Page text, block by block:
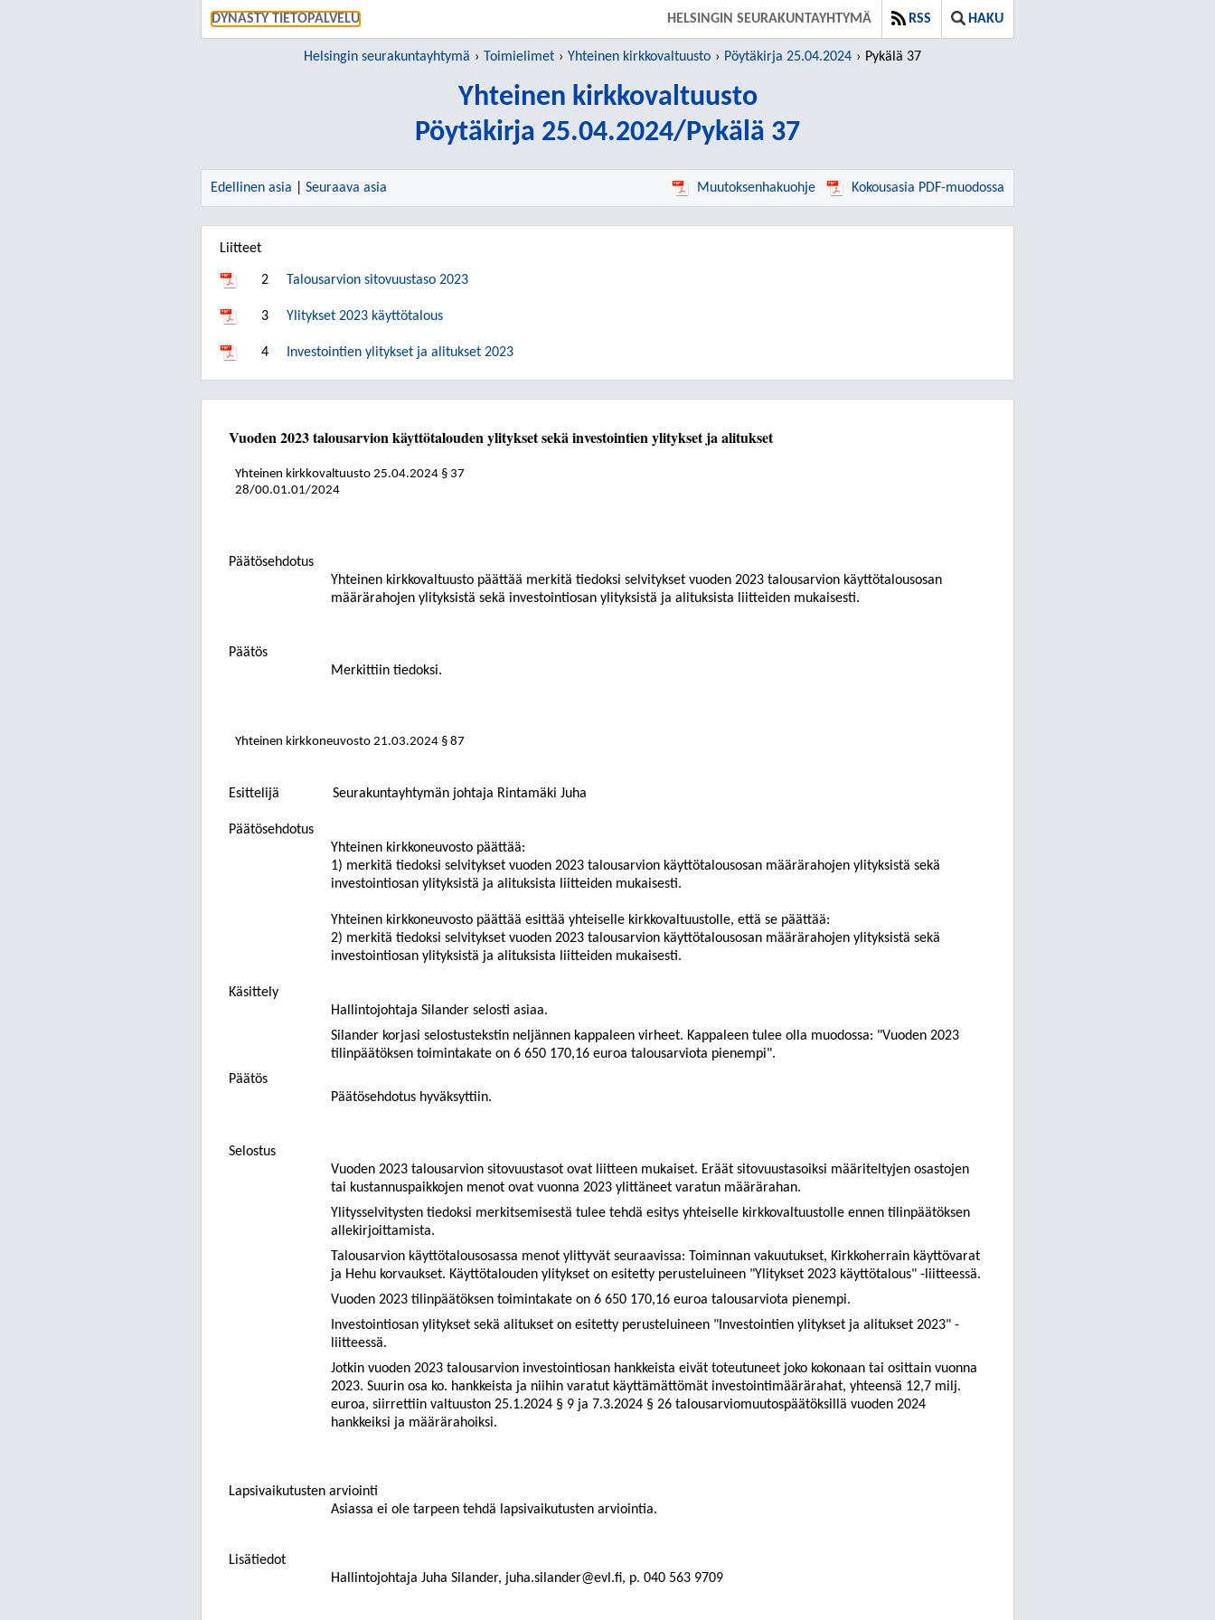
DYNASTY TIETOPALVELU SIIRRY SUORAAN PÄÄSISÄLTÖÖNHELSINGIN SEURAKUNTAYHTYMÄ RSS HAKU
Helsingin seurakuntayhtymä Toimielimet Yhteinen kirkkovaltuusto Pöytäkirja 25.04.2024 Pykälä 37
Yhteinen kirkkovaltuusto
Pöytäkirja 25.04.2024/Pykälä 37
Edellinen asia Seuraava asia Muutoksenhakuohje Kokousasia PDF-muodossa
Liitteet
2 Talousarvion sitovuustaso 2023
3 Ylitykset 2023 käyttötalous
4 Investointien ylitykset ja alitukset 2023
Vuoden 2023 talousarvion käyttötalouden ylitykset sekä investointien ylitykset ja alitukset
Yhteinen kirkkovaltuusto 25.04.2024 § 37
28/00.01.01/2024
Päätösehdotus
Yhteinen kirkkovaltuusto päättää merkitä tiedoksi selvitykset vuoden 2023 talousarvion käyttötalousosan
määrärahojen ylityksistä sekä investointiosan ylityksistä ja alituksista liitteiden mukaisesti.
Päätös
Merkittiin tiedoksi.
Yhteinen kirkkoneuvosto 21.03.2024 § 87
Esittelijä Seurakuntayhtymän johtaja Rintamäki Juha
Päätösehdotus
Yhteinen kirkkoneuvosto päättää:
1) merkitä tiedoksi selvitykset vuoden 2023 talousarvion käyttötalousosan määrärahojen ylityksistä sekä
investointiosan ylityksistä ja alituksista liitteiden mukaisesti.
Yhteinen kirkkoneuvosto päättää esittää yhteiselle kirkkovaltuustolle, että se päättää:
2) merkitä tiedoksi selvitykset vuoden 2023 talousarvion käyttötalousosan määrärahojen ylityksistä sekä
investointiosan ylityksistä ja alituksista liitteiden mukaisesti.
Käsittely
Hallintojohtaja Silander selosti asiaa.
Silander korjasi selostustekstin neljännen kappaleen virheet. Kappaleen tulee olla muodossa: "Vuoden 2023
tilinpäätöksen toimintakate on 6 650 170,16 euroa talousarviota pienempi".
Päätös
Päätösehdotus hyväksyttiin.
Selostus
Vuoden 2023 talousarvion sitovuustasot ovat liitteen mukaiset. Eräät sitovuustasoiksi määriteltyjen osastojen
tai kustannuspaikkojen menot ovat vuonna 2023 ylittäneet varatun määrärahan.
Ylitysselvitysten tiedoksi merkitsemisestä tulee tehdä esitys yhteiselle kirkkovaltuustolle ennen tilinpäätöksen
allekirjoittamista.
Talousarvion käyttötalousosassa menot ylittyvät seuraavissa: Toiminnan vakuutukset, Kirkkoherrain käyttövarat
ja Hehu korvaukset. Käyttötalouden ylitykset on esitetty perusteluineen "Ylitykset 2023 käyttötalous" -liitteessä.
Vuoden 2023 tilinpäätöksen toimintakate on 6 650 170,16 euroa talousarviota pienempi.
Investointiosan ylitykset sekä alitukset on esitetty perusteluineen "Investointien ylitykset ja alitukset 2023" -
liitteessä.
Jotkin vuoden 2023 talousarvion investointiosan hankkeista eivät toteutuneet joko kokonaan tai osittain vuonna
2023. Suurin osa ko. hankkeista ja niihin varatut käyttämättömät investointimäärärahat, yhteensä 12,7 milj.
euroa, siirrettiin valtuuston 25.1.2024 § 9 ja 7.3.2024 § 26 talousarviomuutospäätöksillä vuoden 2024
hankkeiksi ja määrärahoiksi.
Lapsivaikutusten arviointi
Asiassa ei ole tarpeen tehdä lapsivaikutusten arviointia.
Lisätiedot
Hallintojohtaja Juha Silander, juha.silander@evl.fi, p. 040 563 9709